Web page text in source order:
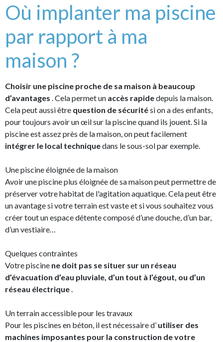
Où implanter ma piscine
par rapport à ma
maison ?
Choisir une piscine proche de sa maison à beaucoup
d’avantages . Cela permet un accès rapidedepuis la maison.
Cela peut aussi être question de sécuritési on a des enfants,
pour toujours avoir un œil sur la piscine quand ils jouent. Si la
piscine est assez près de la maison, on peut facilement
intégrer le local techniquedans le sous-sol par exemple.
Une piscine éloignée de la maison
Avoir une piscine plus éloignée de sa maison peut permettre de
préserver votre habitat de l'agitation aquatique. Cela peut être
un avantage si votre terrain est vaste et si vous souhaitez vous
créer tout un espace détente composé d’une douche, d’un bar,
d’un vestiaire…
Quelques contraintes
Votre piscine ne doit pas se situer sur un réseau
d’évacuation d’eau pluviale, d’un tout à l’égout, ou d’un
réseau électrique.
Un terrain accessible pour les travaux
Pour les piscines en béton, il est nécessaire d’ utiliser des
machines imposantes pour la construction de votre